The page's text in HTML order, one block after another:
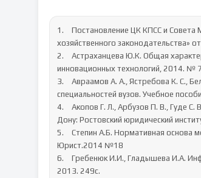
1.	Постановление ЦК КПСС и Совета Министров СССР № 558 «О мерах по дальнейшему совершенствованию
хозяйственного законодательства»
2.	Астраханцева Ю.К. Общая характеристика рынка справочно-правовых систем. Экономика и менеджмент
инновационных технологий, 2014. №
3.	Авраамов А. А., Ястребова К. С., Беляев К. С., Беляева А. В. Практикум для студентов юридических и экономических
специальностей вузов. Учебное
4.	Акопов Г. Л., Арбузов П. В., Гуде С. В., Шевчук П. С., Фатхи Д. В. Правовая информатика: Учебное пособие. Ростов-на-
Дону: Ростовский юридический
5.	Степин А.Б. Нормативная основа механизма защиты частного права в системе российского законодательства //
Юрист.2014 №18
6.	Гребенюк И.И., Гладышева И.А. Информационные технологии в юридической деятельности. Н. Новгород: НИМБ,
2013. 249с.